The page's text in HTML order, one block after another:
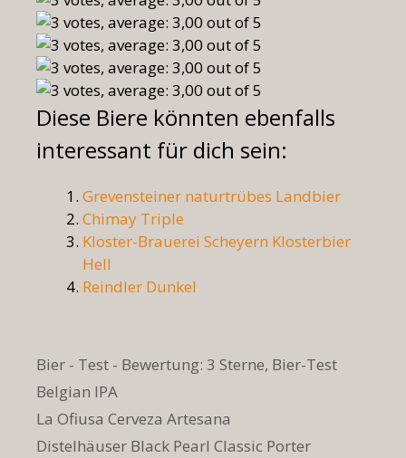
Diese Biere könnten ebenfalls
interessant für dich sein:
Grevensteiner naturtrübes Landbier
Chimay Triple
Kloster-Brauerei Scheyern Klosterbier
Hell
Reindler Dunkel
Kategorien
Bier - Test - Bewertung: 3 Sterne, Bier-Test
Schlagwörter
Belgian IPA
La Ofiusa Cerveza Artesana
Distelhäuser Black Pearl Classic Porter